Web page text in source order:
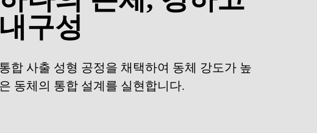
내구성
통합 사출 성형 공정을 채택하여 동체 강도가 높
은 동체의 통합 설계를 실현합니다.